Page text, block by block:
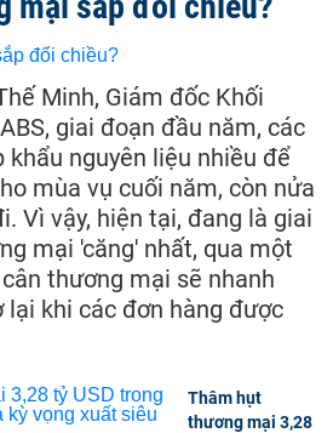
Minh, Giám đốc Khối
giai đoạn đầu năm, các
khẩu nguyên liệu nhiều để
mùa vụ cuối năm, còn nửa
Vì vậy, hiện tại, đang là giai
mại 'căng' nhất, qua một
thương mại sẽ nhanh
lại khi các đơn hàng được
Thâm hụt
thương mại 3,28